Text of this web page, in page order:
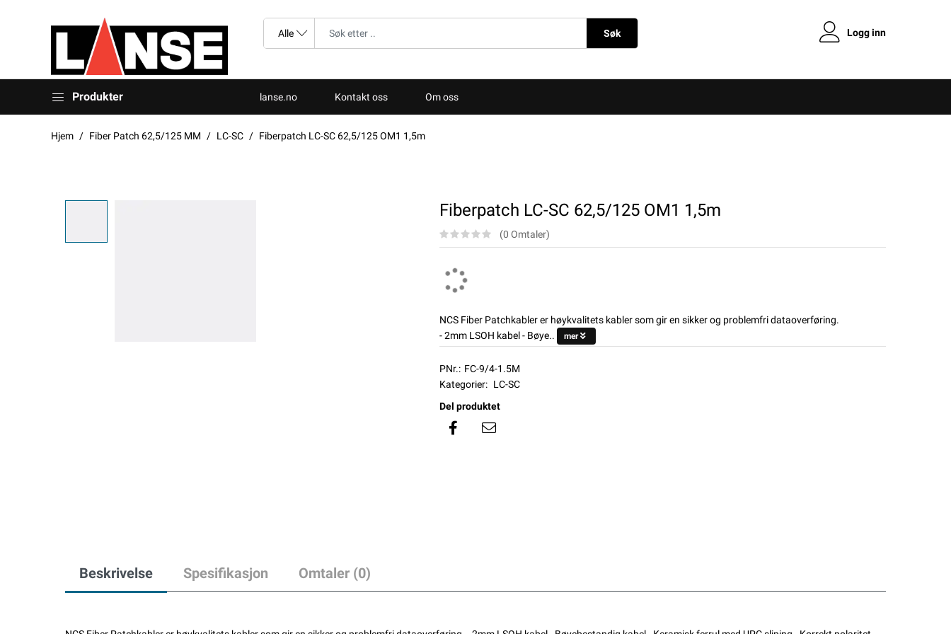
Søk Logg inn
Produkter lanse.no Kontakt oss Om oss
Hjem Fiber Patch 62,5/125 MM LC-SC Fiberpatch LC-SC 62,5/125 OM1 1,5m
Fiberpatch LC-SC 62,5/125 OM1 1,5m
(0 Omtaler)
NCS Fiber Patchkabler er høykvalitets kabler som gir en sikker og problemfri dataoverføring.
- 2mm LSOH kabel - Bøye..
mer
PNr.: FC-9/4-1.5M
Kategorier: LC-SC
Del produktet
Beskrivelse Spesifikasjon Omtaler (0)